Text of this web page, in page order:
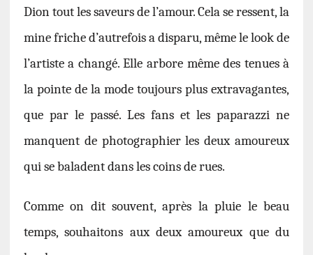
Dion tout les saveurs de l’amour. Cela se ressent, la
mine friche d’autrefois a disparu, même le look de
l’artiste a changé. Elle arbore même des tenues à
la pointe de la mode toujours plus extravagantes,
que par le passé. Les fans et les paparazzi ne
manquent de photographier les deux amoureux
qui se baladent dans les coins de rues.
Comme on dit souvent, après la pluie le beau
temps, souhaitons aux deux amoureux que du